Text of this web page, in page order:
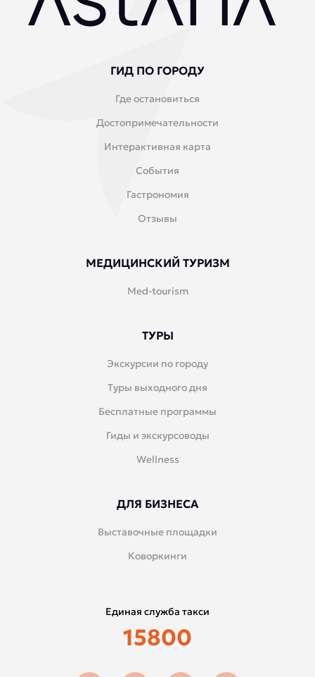
ГИД ПО ГОРОДУ
Где остановиться
Достопримечательности
Интерактивная карта
События
Гастрономия
Отзывы
МЕДИЦИНСКИЙ ТУРИЗМ
Med-tourism
ТУРЫ
Экскурсии по городу
Туры выходного дня
Бесплатные программы
Гиды и экскурсоводы
Wellness
ДЛЯ БИЗНЕСА
Выставочные площадки
Коворкинги
Единая служба такси
15800